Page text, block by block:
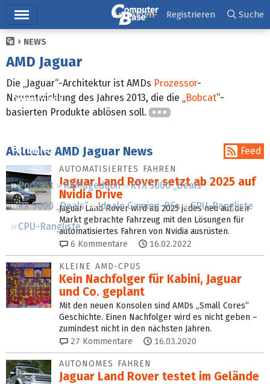
Ticker
Downloads
Forum
Podcast RAMageddon
RTX 5000 „Deals“
RX 9000 „Deals“
Ideale Gaming-PCs
GPU-Rangliste
CPU-Rangliste
Anmelden Registrieren Suche
NEWS
AMD Jaguar
Die „Jaguar“-Architektur ist AMDs Prozessor-
Neuentwicklung des Jahres 2013, die die „
Bobcat“-
basierten Produkte ablösen soll.
Aktuelle AMD Jaguar News Feed
AUTOMATISIERTES FAHREN
Jaguar Land Rover setzt ab 2025 auf
Nvidia Drive
Jaguar Land Rover wird ab 2025 jedes neu auf den
Markt gebrachte Fahrzeug mit den Lösungen für
automatisiertes Fahren von Nvidia ausrüsten.
6 Kommentare 16.02.2022
KLEINE AMD-CPUS
Kein Nachfolger für Kabini, Jaguar
und Co. geplant
Mit den neuen Konsolen sind AMDs „Small Cores“
Geschichte. Einen Nachfolger wird es nicht geben –
zumindest nicht in den nächsten Jahren.
27 Kommentare 16.03.2020
AUTONOMES FAHREN
Jaguar Land Rover testet im Gelände